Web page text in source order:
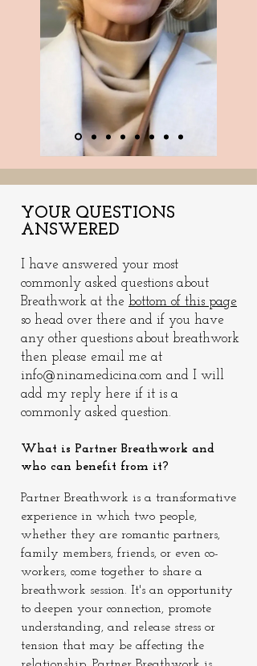
YOUR QUESTIONS
ANSWERED
I have answered your most
commonly asked questions about
Breathwork at the bottom of this page
so head over there and if you have
any other questions about breathwork
then please email me at
info@ninamedicina.com and I will
add my reply here if it is a
commonly asked question.
What is Partner Breathwork and
who can benefit from it?
Partner Breathwork is a transformative
experience in which two people,
whether they are romantic partners,
family members, friends, or even co-
workers, come together to share a
breathwork session. It's an opportunity
to deepen your connection, promote
understanding, and release stress or
tension that may be affecting the